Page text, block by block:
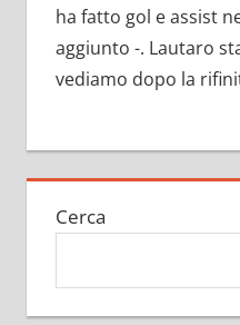
ha fatto gol e assist
aggiunto -. Lautaro
vediamo dopo la
Cerca